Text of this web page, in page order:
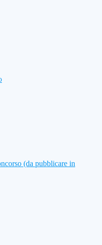
(da pubblicare in